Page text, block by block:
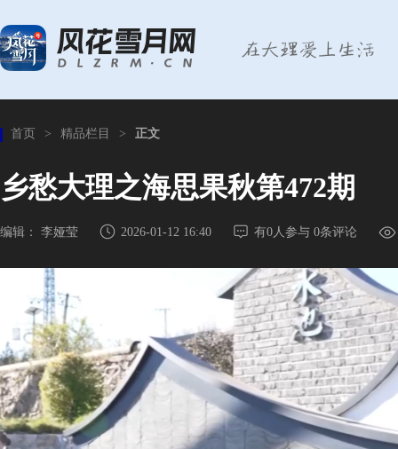
首页 > 精品栏目 > 正文
乡愁大理之海思果秋第472期
编辑： 李娅莹 2026-01-12 16:40 有0人参与 0条评论